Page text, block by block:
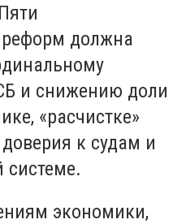
должна
и снижению доли
«расчистке»
к судам и
системе.
экономики,